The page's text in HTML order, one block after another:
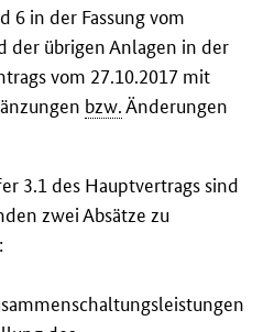
6 in der Fassung vom
der übrigen Anlagen in der
vom 27.10.2017 mit
bzw. Änderungen
3.1 des Hauptvertrags sind
zwei Absätze zu